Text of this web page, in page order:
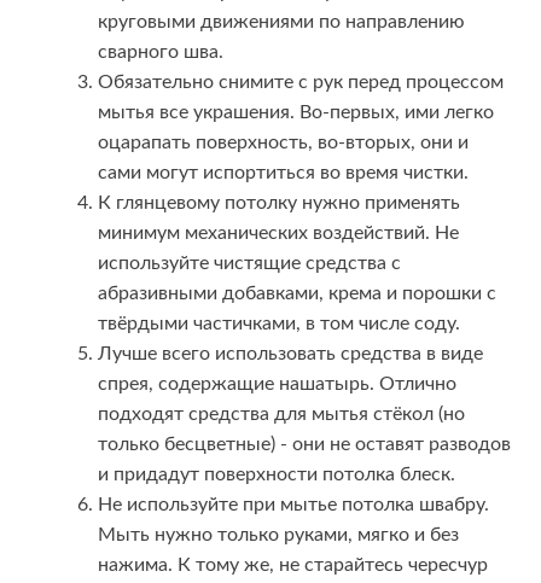
круговыми движениями по направлению
сварного шва.
Обязательно снимите с рук перед процессом
мытья все украшения. Во-первых, ими легко
оцарапать поверхность, во-вторых, они и
сами могут испортиться во время чистки.
К глянцевому потолку нужно применять
минимум механических воздействий. Не
используйте чистящие средства с
абразивными добавками, крема и порошки с
твёрдыми частичками, в том числе соду.
Лучше всего использовать средства в виде
спрея, содержащие нашатырь. Отлично
подходят средства для мытья стёкол (но
только бесцветные) - они не оставят разводов
и придадут поверхности потолка блеск.
Не используйте при мытье потолка швабру.
Мыть нужно только руками, мягко и без
нажима. К тому же, не старайтесь чересчур